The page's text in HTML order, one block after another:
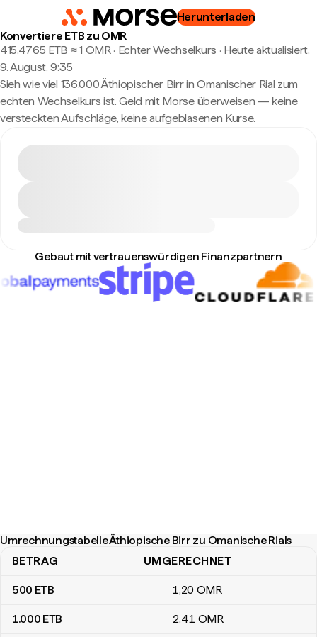
Herunterladen
Konvertiere ETB zu OMR
415,4765 ETB ≈ 1 OMR · Echter Wechselkurs · Heute aktualisiert,
9. August, 9:35
Sieh wie viel 136.000 Äthiopischer Birr in Omanischer Rial zum
echten Wechselkurs ist. Geld mit Morse überweisen — keine
versteckten Aufschläge, keine aufgeblasenen Kurse.
Gebaut mit vertrauenswürdigen Finanzpartnern
Umrechnungstabelle Äthiopische Birr zu Omanische Rials
Umrechnungstabelle Äthiopische Birr zu Omanische Rials
BETRAG UMGERECHNET
500 ETB 1,20 OMR
1.000 ETB 2,41 OMR